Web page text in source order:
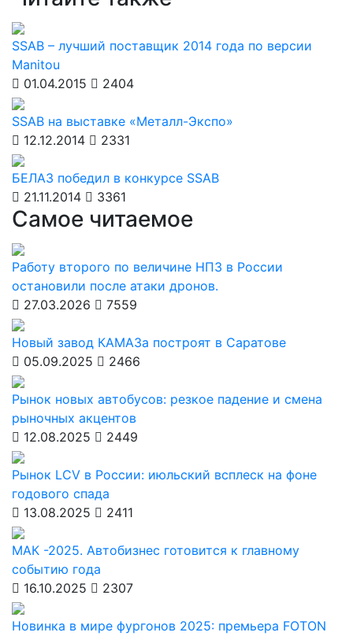
SSAB – лучший поставщик 2014 года по версии
Manitou
01.04.2015
2404
SSAB на выставке «Металл-Экспо»
12.12.2014
2331
БЕЛАЗ победил в конкурсе SSAB
21.11.2014
3361
Самое читаемое
Работу второго по величине НПЗ в России
остановили после атаки дронов.
27.03.2026
7559
Новый завод КАМАЗа построят в Саратове
05.09.2025
2466
Рынок новых автобусов: резкое падение и смена
рыночных акцентов
12.08.2025
2449
Рынок LCV в России: июльский всплеск на фоне
годового спада
13.08.2025
2411
МАК -2025. Автобизнес готовится к главному
событию года
16.10.2025
2307
Новинка в мире фургонов 2025: премьера FOTON